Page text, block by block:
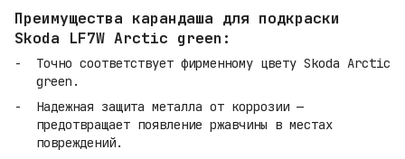
Преимущества карандаша для подкраски
Skoda LF7W Arctic green:
Точно соответствует фирменному цвету Skoda Arctic
green.
Надежная защита металла от коррозии —
предотвращает появление ржавчины в местах
повреждений.